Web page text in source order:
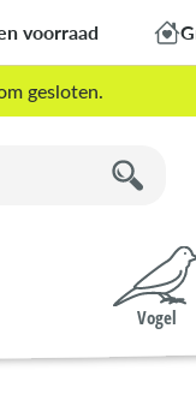
voorraad
gesloten.
Vogel